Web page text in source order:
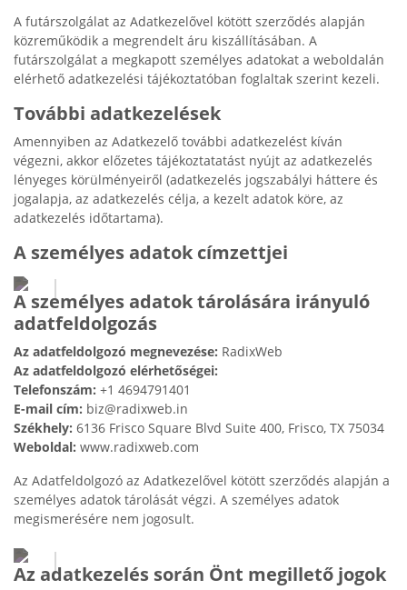
A futárszolgálat az Adatkezelővel kötött szerződés alapján
közreműködik a megrendelt áru kiszállításában. A
futárszolgálat a megkapott személyes adatokat a weboldalán
elérhető adatkezelési tájékoztatóban foglaltak szerint kezeli.
További adatkezelések
Amennyiben az Adatkezelő további adatkezelést kíván
végezni, akkor előzetes tájékoztatatást nyújt az adatkezelés
lényeges körülményeiről (adatkezelés jogszabályi háttere és
jogalapja, az adatkezelés célja, a kezelt adatok köre, az
adatkezelés időtartama).
A személyes adatok címzettjei
A személyes adatok tárolására irányuló
adatfeldolgozás
Az adatfeldolgozó megnevezése: RadixWeb
Az adatfeldolgozó elérhetőségei:
Telefonszám: +1 4694791401
E-mail cím: biz@radixweb.in
Székhely: 6136 Frisco Square Blvd Suite 400, Frisco, TX 75034
Weboldal: www.radixweb.com
Az Adatfeldolgozó az Adatkezelővel kötött szerződés alapján a
személyes adatok tárolását végzi. A személyes adatok
megismerésére nem jogosult.
Az adatkezelés során Önt megillető jogok